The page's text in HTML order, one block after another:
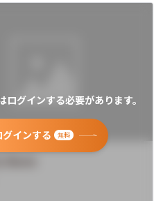
ログインする必要があります。
グインする 無料